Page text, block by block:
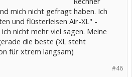
mich nicht gefragt haben. Ich
und flüsterleisen Air-XL" -
nicht mehr viel sagen. Meine
die beste (XL steht
für xtrem langsam)
#46